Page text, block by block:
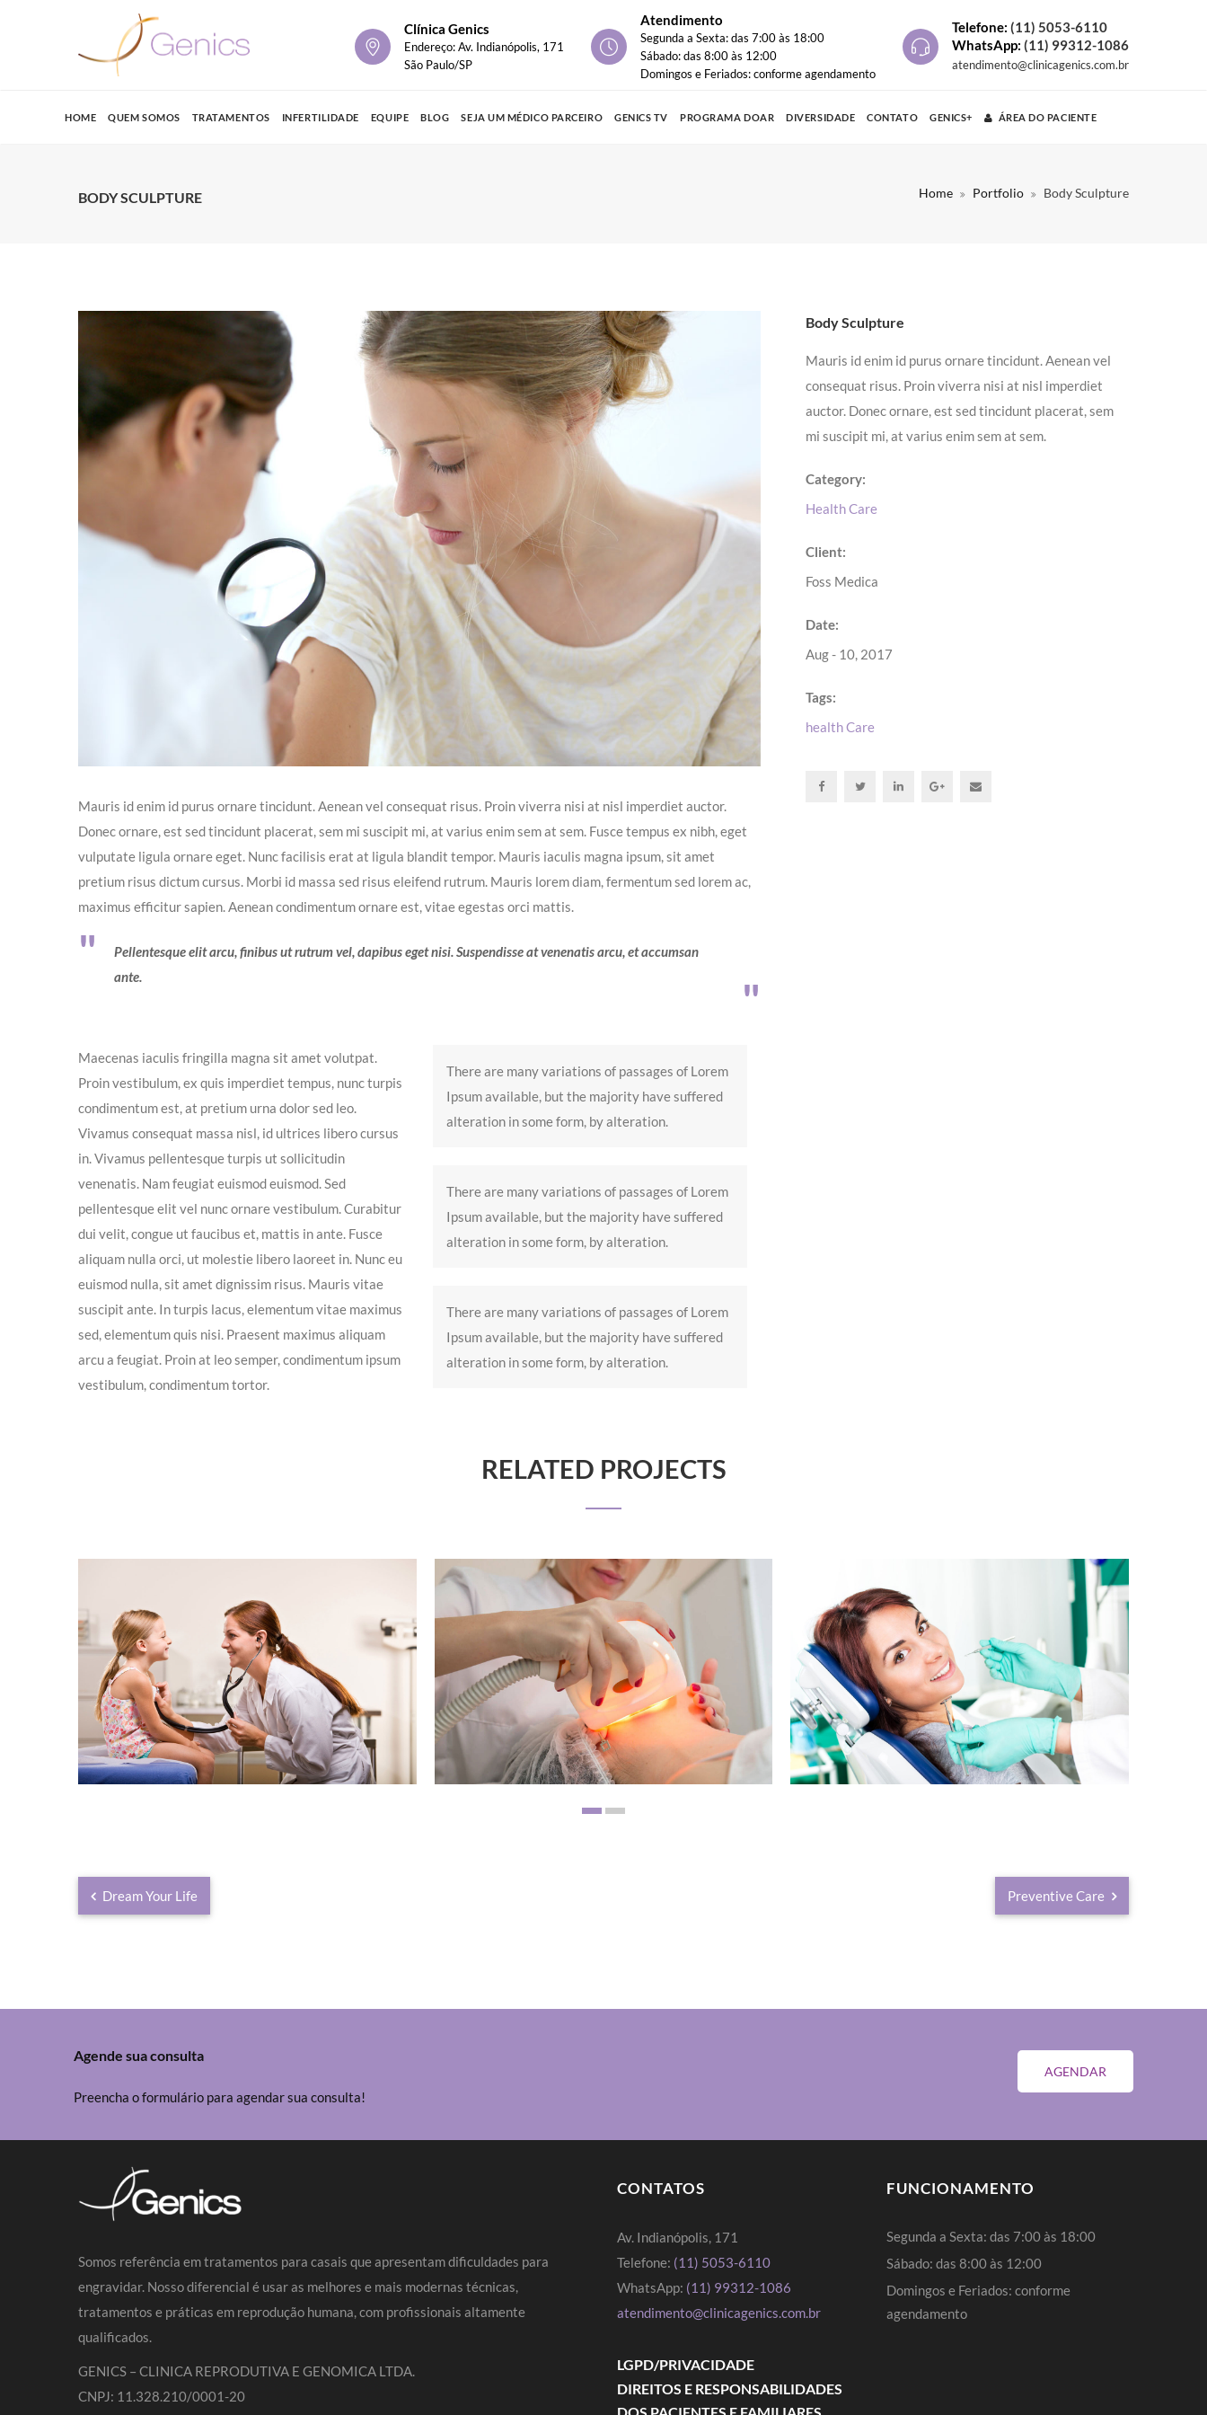
Clínica Genics
Endereço: Av. Indianópolis, 171
São Paulo/SP
Atendimento
Segunda a Sexta: das 7:00 às 18:00
Sábado: das 8:00 às 12:00
Domingos e Feriados: conforme agendamento
Telefone: (11) 5053-6110
WhatsApp: (11) 99312-1086
atendimento@clinicagenics.com.br
HOME QUEM SOMOS TRATAMENTOS INFERTILIDADE EQUIPE BLOG SEJA UM MÉDICO PARCEIRO GENICS TV PROGRAMA DOAR DIVERSIDADE CONTATO GENICS+ ÁREA DO PACIENTE
BODY SCULPTURE Home Portfolio Body Sculpture
Mauris id enim id purus ornare tincidunt. Aenean vel consequat risus. Proin viverra nisi at nisl imperdiet auctor.
Donec ornare, est sed tincidunt placerat, sem mi suscipit mi, at varius enim sem at sem. Fusce tempus ex nibh, eget
vulputate ligula ornare eget. Nunc facilisis erat at ligula blandit tempor. Mauris iaculis magna ipsum, sit amet
pretium risus dictum cursus. Morbi id massa sed risus eleifend rutrum. Mauris lorem diam, fermentum sed lorem ac,
maximus efficitur sapien. Aenean condimentum ornare est, vitae egestas orci mattis.
Pellentesque elit arcu, finibus ut rutrum vel, dapibus eget nisi. Suspendisse at venenatis arcu, et accumsan
ante.
Maecenas iaculis fringilla magna sit amet volutpat.
Proin vestibulum, ex quis imperdiet tempus, nunc turpis
condimentum est, at pretium urna dolor sed leo.
Vivamus consequat massa nisl, id ultrices libero cursus
in. Vivamus pellentesque turpis ut sollicitudin
venenatis. Nam feugiat euismod euismod. Sed
pellentesque elit vel nunc ornare vestibulum. Curabitur
dui velit, congue ut faucibus et, mattis in ante. Fusce
aliquam nulla orci, ut molestie libero laoreet in. Nunc eu
euismod nulla, sit amet dignissim risus. Mauris vitae
suscipit ante. In turpis lacus, elementum vitae maximus
sed, elementum quis nisi. Praesent maximus aliquam
arcu a feugiat. Proin at leo semper, condimentum ipsum
vestibulum, condimentum tortor.
There are many variations of passages of Lorem
Ipsum available, but the majority have suffered
alteration in some form, by alteration.
There are many variations of passages of Lorem
Ipsum available, but the majority have suffered
alteration in some form, by alteration.
There are many variations of passages of Lorem
Ipsum available, but the majority have suffered
alteration in some form, by alteration.
Body Sculpture
Mauris id enim id purus ornare tincidunt. Aenean vel
consequat risus. Proin viverra nisi at nisl imperdiet
auctor. Donec ornare, est sed tincidunt placerat, sem
mi suscipit mi, at varius enim sem at sem.
Category:
Health Care
Client:
Foss Medica
Date:
Aug - 10, 2017
Tags:
health Care
RELATED PROJECTS
Dream Your Life Preventive Care
AGENDAR
Agende sua consulta
Preencha o formulário para agendar sua consulta!
Somos referência em tratamentos para casais que apresentam dificuldades para
engravidar. Nosso diferencial é usar as melhores e mais modernas técnicas,
tratamentos e práticas em reprodução humana, com profissionais altamente
qualificados.
GENICS – CLINICA REPRODUTIVA E GENOMICA LTDA.
CNPJ: 11.328.210/0001-20
CONTATOS
Av. Indianópolis, 171
Telefone: (11) 5053-6110
WhatsApp: (11) 99312-1086
atendimento@clinicagenics.com.br
LGPD/PRIVACIDADE
DIREITOS E RESPONSABILIDADES
FUNCIONAMENTO
Segunda a Sexta: das 7:00 às 18:00
Sábado: das 8:00 às 12:00
Domingos e Feriados: conforme
agendamento